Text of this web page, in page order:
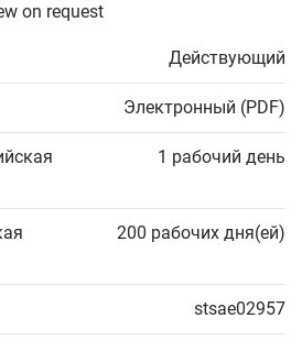
on request
Действующий
Электронный (PDF)
1 рабочий день
200 рабочих дня(ей)
stsae02957